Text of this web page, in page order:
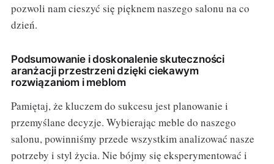
pozwoli nam cieszyć się pięknem naszego salonu na co
dzień.
Podsumowanie i doskonalenie skuteczności
aranżacji przestrzeni dzięki ciekawym
rozwiązaniom i meblom
Pamiętaj, że kluczem do sukcesu jest planowanie i
przemyślane decyzje. Wybierając meble do naszego
salonu, powinniśmy przede wszystkim analizować nasze
potrzeby i styl życia. Nie bójmy się eksperymentować i